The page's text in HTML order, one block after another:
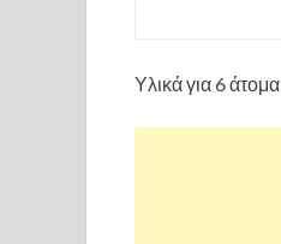
Υλικά για 6 άτομα